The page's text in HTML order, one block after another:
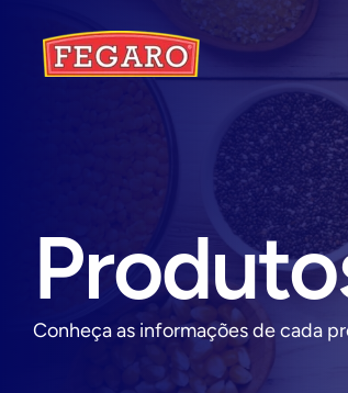
Conheça as informações de cada